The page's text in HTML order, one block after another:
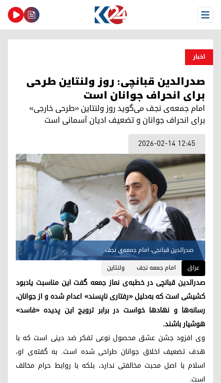
Open Menu
اخبار
صدرالدین قبانچی: روز ولنتاین طرحی
برای انحراف جوانان است
امام جمعه‌ی نجف می‌گوید روز ولنتاین «طرحی خارجی»
برای انحراف جوانان و تضعیف ادیان آسمانی است
2026-02-14 12:45
صدرالدین قبانجی، امام جمعه‌ی نجف
عراق
امام جمعه نجف ولنتاین
صدرالدین قبانچی در خطبه‌ی نماز جمعه گفت این مناسبت یادبود
کشیشی است که به‌دلیل «رفتاری ناپسند» اعدام شده و از جوانان،
رسانه‌ها و نهادها خواست در برابر ترویج این پدیده «فاسد»
هوشیار باشند.
وی افزود جشن عشق محصول نوعی تفکر ضد دینی است که با
هدف تضعیف اخلاق جوانان طراحی شده است. به گفته‌ی او،
اسلام با اصل محبت مخالفتی ندارد، بلکه با روابط حرام مخالف
است.